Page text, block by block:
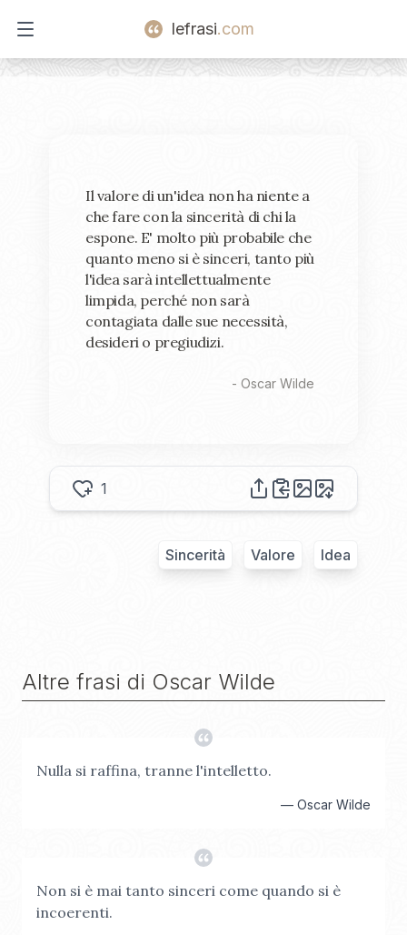
Open main menu
lefrasi.com
Il valore di un'idea non ha niente a
che fare con la sincerità di chi la
espone. E' molto più probabile che
quanto meno si è sinceri, tanto più
l'idea sarà intellettualmente
limpida, perché non sarà
contagiata dalle sue necessità,
desideri o pregiudizi.
- Oscar Wilde
1
Sincerità Valore Idea
Altre frasi di Oscar Wilde
Nulla si raffina, tranne l'intelletto.
— Oscar Wilde
Non si è mai tanto sinceri come quando si è
incoerenti.